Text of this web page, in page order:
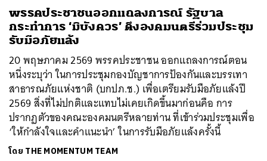
พรรคประชาชนออกแถลงการณ์ รัฐบาล
กระทำการ ‘มิบังควร’ ดึงองคมนตรีร่วมประชุม
รับมือภัยแล้ง
20 พฤษภาคม 2569 พรรคประชาชน ออกแถลงการณ์ตอน
หนึ่งระบุว่า ในการประชุมกองบัญชาการป้องกันและบรรเทา
สาธารณภัยแห่งชาติ (บกปภ.ช.) เพื่อเตรียมรับมือภัยแล้งปี
2569 สิ่งที่ไม่ปกติและแทบไม่เคยเกิดขึ้นมาก่อนคือ การ
ปรากฏตัวของคณะองคมนตรีหลายท่าน ที่เข้าร่วมประชุมเพื่อ
‘ให้กำลังใจและคำแนะนำ’ ในการรับมือภัยแล้งครั้งนี้
โดย THE MOMENTUM TEAM